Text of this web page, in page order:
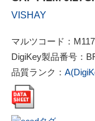
VISHAY
マルツコード：
DigiKey製品番号：
品質ランク：